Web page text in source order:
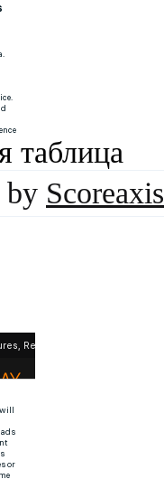
таблица
by Scoreaxis